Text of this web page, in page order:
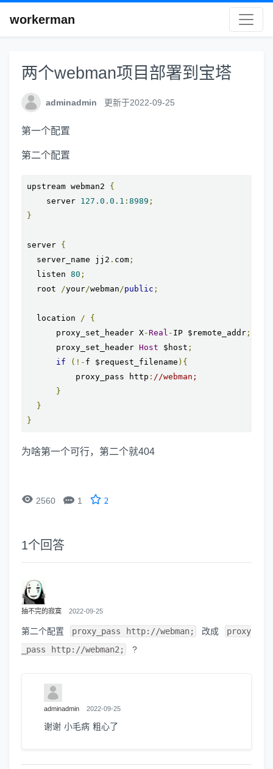
workerman
两个webman项目部署到宝塔
adminadmin 更新于2022-09-25
第一个配置
第二个配置
upstream webman2 {
    server
127.0 . 0.1 : 8989 ;
}
server {
  server_name jj2
. com ;
  listen
80 ;
  root
/your/webman /public ;
  location
/
{
      proxy_set_header X
- Real - IP $remote_addr ;
      proxy_set_header
Host $host ;
if
(!- f $request_filename ){
          proxy_pass http
: //webman;
}
}
}
为啥第一个可行，第二个就404
 2560  1 2
1个回答
抽不完的寂寞 2022-09-25
第二个配置 proxy_pass http://webman; 改成
proxy
_pass http://webman2;
?
adminadmin 2022-09-25
谢谢 小毛病 粗心了